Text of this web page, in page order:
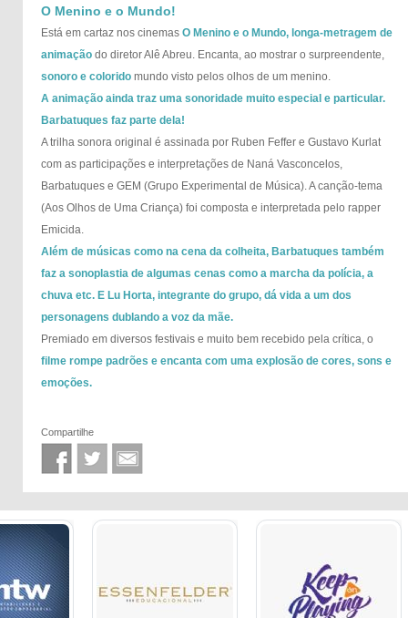
O Menino e o Mundo!
Está em cartaz nos cinemas O Menino e o Mundo, longa-metragem de
animação do diretor Alê Abreu. Encanta, ao mostrar o surpreendente,
sonoro e colorido mundo visto pelos olhos de um menino.
A animação ainda traz uma sonoridade muito especial e particular.
Barbatuques faz parte dela!
A trilha sonora original é assinada por Ruben Feffer e Gustavo Kurlat
com as participações e interpretações de Naná Vasconcelos,
Barbatuques e GEM (Grupo Experimental de Música). A canção-tema
(Aos Olhos de Uma Criança) foi composta e interpretada pelo rapper
Emicida.
Além de músicas como na cena da colheita, Barbatuques também
faz a sonoplastia de algumas cenas como a marcha da polícia, a
chuva etc. E Lu Horta, integrante do grupo, dá vida a um dos
personagens dublando a voz da mãe.
Premiado em diversos festivais e muito bem recebido pela crítica, o
filme rompe padrões e encanta com uma explosão de cores, sons e
emoções.
Compartilhe